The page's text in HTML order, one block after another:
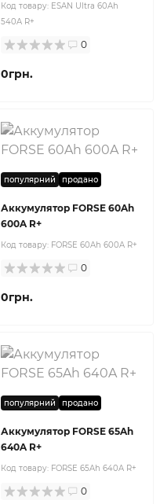
Код товару: ESAN Ultra 60Ah
540A R+
0
0грн.
популярний продано
Аккумулятор FORSE 60Ah
600A R+
Код товару: FORSE 60Ah 600A R+
0
0грн.
популярний продано
Аккумулятор FORSE 65Ah
640A R+
Код товару: FORSE 65Ah 640A R+
0